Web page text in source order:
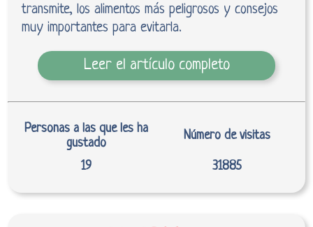
transmite, los alimentos más peligrosos y consejos
muy importantes para evitarla.
Leer el artículo completo
Personas a las que les ha
gustado
Número de visitas
19 31885